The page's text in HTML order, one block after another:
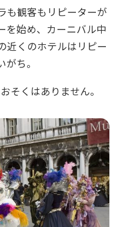
も観客もリピーターが
を始め、カーニバル中
近くのホテルはリピー
ち。
そくはありません。